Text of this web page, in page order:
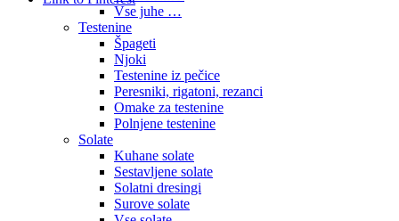
Vse juhe …
Testenine
Špageti
Njoki
Testenine iz pečice
Peresniki, rigatoni, rezanci
Omake za testenine
Polnjene testenine
Solate
Kuhane solate
Sestavljene solate
Solatni dresingi
Surove solate